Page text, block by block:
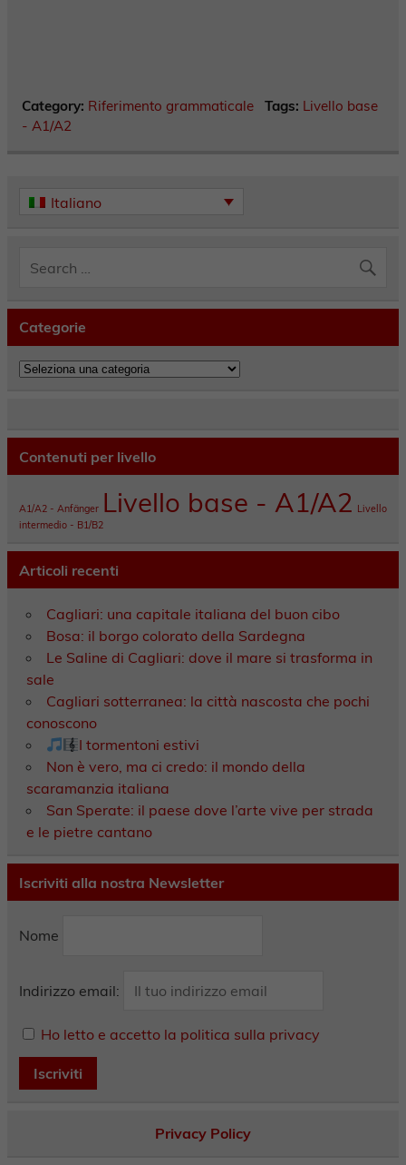
Category: Riferimento grammaticale Tags: Livello base
- A1/A2
Italiano
Categorie
Categorie
Contenuti per livello
A1/A2 - Anfänger Livello base - A1/A2 Livello
intermedio - B1/B2
Articoli recenti
Cagliari: una capitale italiana del buon cibo
Bosa: il borgo colorato della Sardegna
Le Saline di Cagliari: dove il mare si trasforma in
sale
Cagliari sotterranea: la città nascosta che pochi
conoscono
I tormentoni estivi
Non è vero, ma ci credo: il mondo della
scaramanzia italiana
San Sperate: il paese dove l’arte vive per strada
e le pietre cantano
Iscriviti alla nostra Newsletter
Nome
Indirizzo email:
Ho letto e accetto la politica sulla privacy
Privacy Policy